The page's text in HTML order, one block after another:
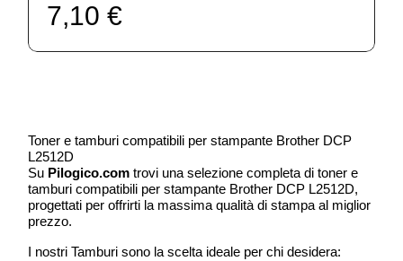
7,10 €
Toner e tamburi compatibili per stampante Brother DCP
L2512D
Su Pilogico.com trovi una selezione completa di toner e
tamburi compatibili per stampante Brother DCP L2512D,
progettati per offrirti la massima qualità di stampa al miglior
prezzo.
I nostri Tamburi sono la scelta ideale per chi desidera: